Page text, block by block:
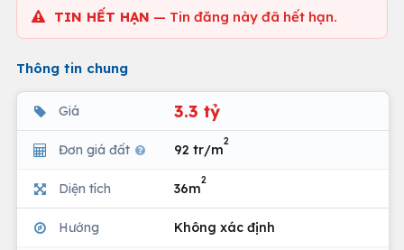
TIN HẾT HẠN — Tin đăng này đã hết hạn.
Thông tin chung
Giá 3.3 tỷ
Đơn giá đất 92 tr/m
2
Diện tích 36m
2
Hướng Không xác định